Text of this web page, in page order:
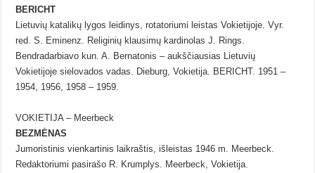
BERICHT
Lietuvių katalikų lygos leidinys, rotatoriumi leistas Vokietijoje. Vyr.
red. S. Eminenz. Religinių klausimų kardinolas J. Rings.
Bendradarbiavo kun. A. Bernatonis – aukščiausias Lietuvių
Vokietijoje sielovados vadas. Dieburg, Vokietija. BERICHT. 1951 –
1954, 1956, 1958 – 1959.
VOKIETIJA – Meerbeck
BEZMĖNAS
Jumoristinis vienkartinis laikraštis, išleistas 1946 m. Meerbeck.
Redaktoriumi pasirašo R. Krumplys. Meerbeck, Vokietija.